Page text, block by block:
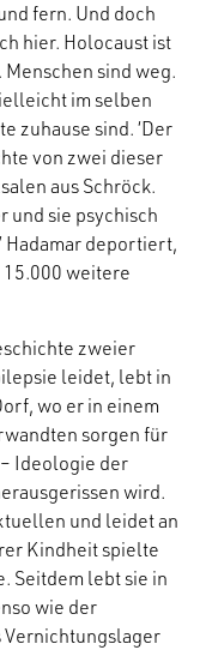
fern. Und doch
hier. Holocaust ist
sind weg.
im selben
zuhause sind. ‘Der
von zwei dieser
aus Schröck.
und sie psychisch
Hadamar deportiert,
weitere
zweier
leidet, lebt in
wo er in einem
sorgen für
– Ideologie der
wird.
und leidet an
Kindheit spielte
Seitdem lebt sie in
wie der
Vernichtungslager